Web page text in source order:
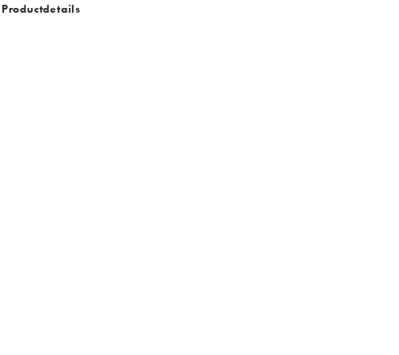
Productdetails